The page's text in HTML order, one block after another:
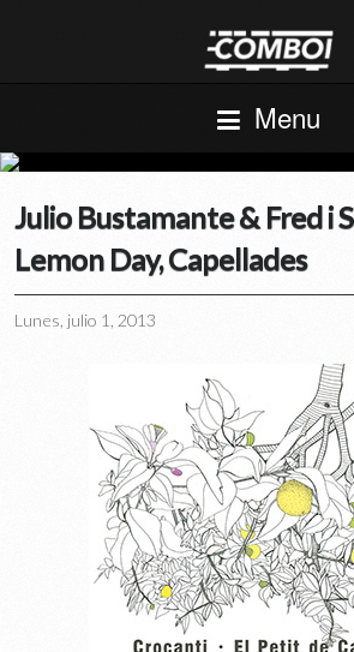
Menu
Julio Bustamante & Fred i
Lemon Day, Capellades
Lunes, julio 1, 2013